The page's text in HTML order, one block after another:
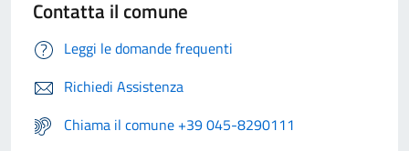
Contatta il comune
Leggi le domande frequenti
Richiedi Assistenza
Chiama il comune +39 045-8290111